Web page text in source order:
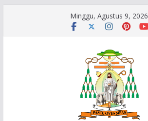
Minggu, Agustus 9, 2026